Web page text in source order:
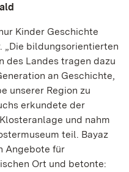
Kinder Geschichte
„Die bildungsorientierten
des Landes tragen dazu
an Geschichte,
unserer Region zu
erkundete der
und nahm
teil. Bayaz
Angebote für
Ort und betonte: